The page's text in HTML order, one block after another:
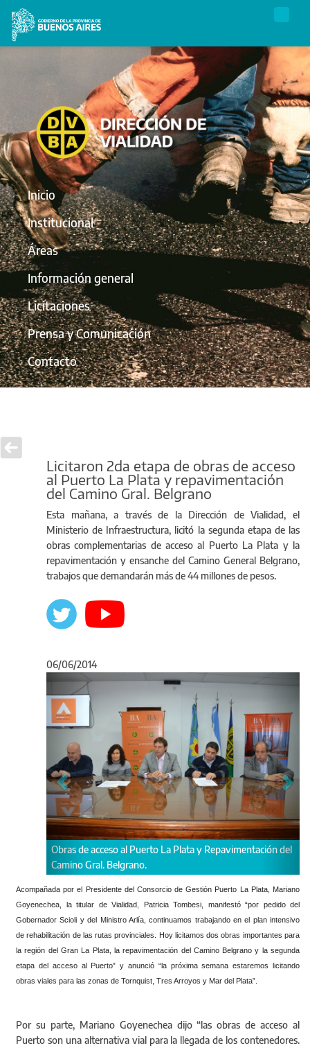
Inicio
Institucional
Áreas
Información general
Licitaciones
Prensa y Comunicación
Contacto
Licitaron 2da etapa de obras de acceso
al Puerto La Plata y repavimentación
del Camino Gral. Belgrano
Esta mañana, a través de la Dirección de Vialidad, el
Ministerio de Infraestructura, licitó la segunda etapa de las
obras complementarias de acceso al Puerto La Plata y la
repavimentación y ensanche del Camino General Belgrano,
trabajos que demandarán más de 44 millones de pesos.
06/06/2014
Puerto La Plata y Repavimentación del
Obras de acceso al Puerto La
Anterior
Acompañada por el Presidente del Consorcio de Gestión Puerto La Plata, Mariano
Goyenechea, la titular de Vialidad, Patricia Tombesi, manifestó “por pedido del
Gobernador Scioli y del Ministro Arlía, continuamos trabajando en el plan intensivo
de rehabilitación de las rutas provinciales. Hoy licitamos dos obras importantes para
la región del Gran La Plata, la repavimentación del Camino Belgrano y la segunda
etapa del acceso al Puerto” y anunció “la próxima semana estaremos licitando
obras viales para las zonas de Tornquist, Tres Arroyos y Mar del Plata”.
Por su parte, Mariano Goyenechea dijo “las obras de acceso al
Puerto son una alternativa vial para la llegada de los contenedores.